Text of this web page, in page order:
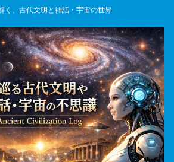
く、古代文明と神話・宇宙の世界